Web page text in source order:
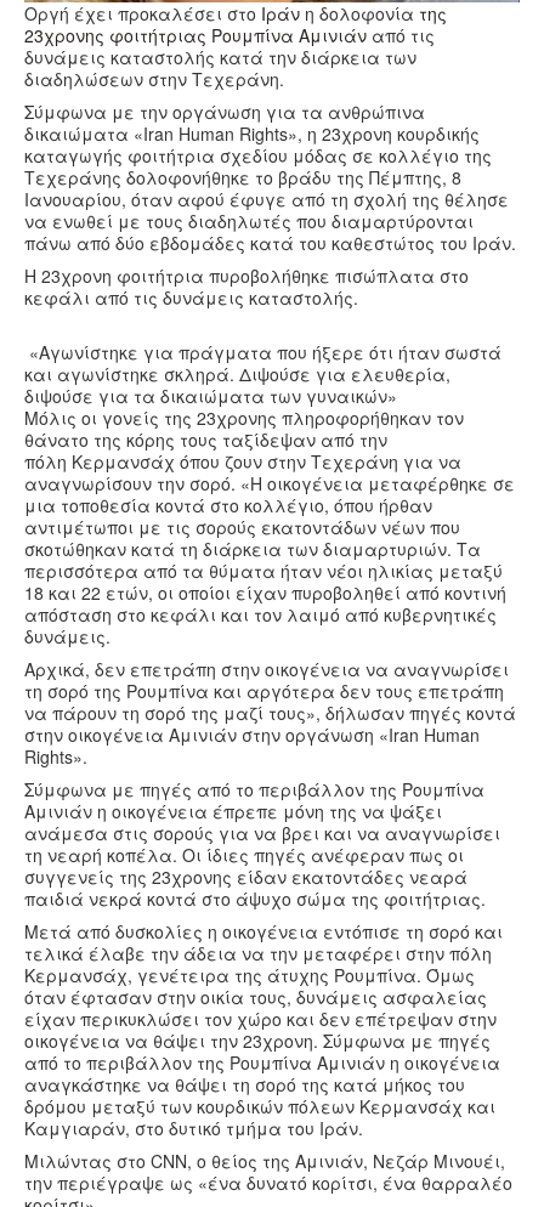
Oργή έχει προκαλέσει στο Ιράν η δολοφονία της
23χρονης φοιτήτριας Ρουμπίνα Αμινιάν από τις
δυνάμεις καταστολής κατά την διάρκεια των
διαδηλώσεων στην Τεχεράνη.
Σύμφωνα με την οργάνωση για τα ανθρώπινα
δικαιώματα «Iran Human Rights», η 23χρονη κουρδικής
καταγωγής φοιτήτρια σχεδίου μόδας σε κολλέγιο της
Τεχεράνης δολοφονήθηκε το βράδυ της Πέμπτης, 8
Ιανουαρίου, όταν αφού έφυγε από τη σχολή της θέλησε
να ενωθεί με τους διαδηλωτές που διαμαρτύρονται
πάνω από δύο εβδομάδες κατά του καθεστώτος του Ιράν.
Η 23χρονη φοιτήτρια πυροβολήθηκε πισώπλατα στο
κεφάλι από τις δυνάμεις καταστολής.
«Αγωνίστηκε για πράγματα που ήξερε ότι ήταν σωστά
και αγωνίστηκε σκληρά. Διψούσε για ελευθερία,
διψούσε για τα δικαιώματα των γυναικών»
Μόλις οι γονείς της 23χρονης πληροφορήθηκαν τον
θάνατο της κόρης τους ταξίδεψαν από την
πόλη Κερμανσάχ όπου ζουν στην Τεχεράνη για να
αναγνωρίσουν την σορό. «Η οικογένεια μεταφέρθηκε σε
μια τοποθεσία κοντά στο κολλέγιο, όπου ήρθαν
αντιμέτωποι με τις σορούς εκατοντάδων νέων που
σκοτώθηκαν κατά τη διάρκεια των διαμαρτυριών. Τα
περισσότερα από τα θύματα ήταν νέοι ηλικίας μεταξύ
18 και 22 ετών, οι οποίοι είχαν πυροβοληθεί από κοντινή
απόσταση στο κεφάλι και τον λαιμό από κυβερνητικές
δυνάμεις.
Αρχικά, δεν επετράπη στην οικογένεια να αναγνωρίσει
τη σορό της Ρουμπίνα και αργότερα δεν τους επετράπη
να πάρουν τη σορό της μαζί τους», δήλωσαν πηγές κοντά
στην οικογένεια Αμινιάν στην οργάνωση «Iran Human
Rights».
Σύμφωνα με πηγές από το περιβάλλον της Ρουμπίνα
Αμινιάν η οικογένεια έπρεπε μόνη της να ψάξει
ανάμεσα στις σορούς για να βρει και να αναγνωρίσει
τη νεαρή κοπέλα. Οι ίδιες πηγές ανέφεραν πως οι
συγγενείς της 23χρονης είδαν εκατοντάδες νεαρά
παιδιά νεκρά κοντά στο άψυχο σώμα της φοιτήτριας.
Μετά από δυσκολίες η οικογένεια εντόπισε τη σορό και
τελικά έλαβε την άδεια να την μεταφέρει στην πόλη
Κερμανσάχ, γενέτειρα της άτυχης Ρουμπίνα. Όμως
όταν έφτασαν στην οικία τους, δυνάμεις ασφαλείας
είχαν περικυκλώσει τον χώρο και δεν επέτρεψαν στην
οικογένεια να θάψει την 23χρονη. Σύμφωνα με πηγές
από το περιβάλλον της Ρουμπίνα Αμινιάν η οικογένεια
αναγκάστηκε να θάψει τη σορό της κατά μήκος του
δρόμου μεταξύ των κουρδικών πόλεων Κερμανσάχ και
Καμγιαράν, στο δυτικό τμήμα του Ιράν.
Μιλώντας στο CNN, ο θείος της Αμινιάν, Νεζάρ Μινουέι,
την περιέγραψε ως «ένα δυνατό κορίτσι, ένα θαρραλέο